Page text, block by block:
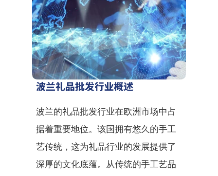
波兰礼品批发行业概述
波兰的礼品批发行业在欧洲市场中占
据着重要地位。该国拥有悠久的手工
艺传统，这为礼品行业的发展提供了
深厚的文化底蕴。从传统的手工艺品